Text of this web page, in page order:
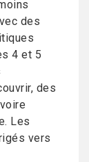
des
4 et 5
des
Les
vers